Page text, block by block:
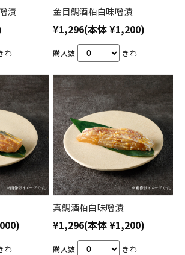
漬
れ
金目鯛酒粕白味噌漬
¥1,296(本体 ¥1,200)
購入数 きれ
れ
真鯛酒粕白味噌漬
¥1,296(本体 ¥1,200)
購入数 きれ